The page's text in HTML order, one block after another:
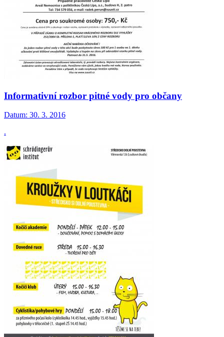
Informativní rozbor pitné vody pro občany
Datum: 30. 3. 2016
.